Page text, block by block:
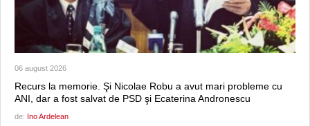
06 august 2026
Recurs la memorie. Şi Nicolae Robu a avut mari probleme cu
ANI, dar a fost salvat de PSD şi Ecaterina Andronescu
de: Ino Ardelean